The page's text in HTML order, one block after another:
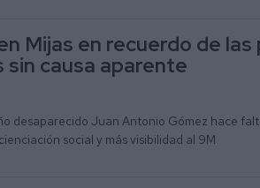
Mijas en recuerdo de las
sin causa aparente
desaparecido Juan Antonio Gómez hace
social y más visibilidad al 9M